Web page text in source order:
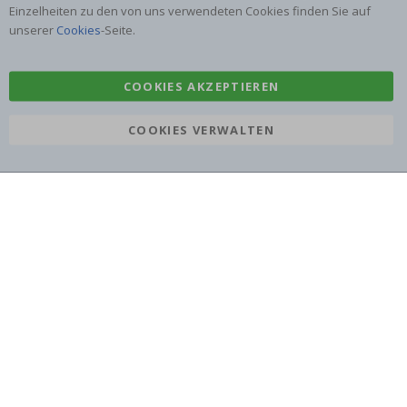
Aufkleber
Einzelheiten zu den von uns verwendeten Cookies finden Sie auf
unserer Cookies-Seite.
COOKIES AKZEPTIEREN
COOKIES VERWALTEN